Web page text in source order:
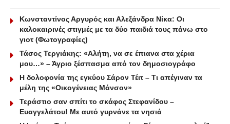
Κωνσταντίνος Αργυρός και Αλεξάνδρα Νίκα: Οι
καλοκαιρινές στιγμές με τα δύο παιδιά τους πάνω στο
γιοτ (Φωτογραφίες)
Τάσος Τεργιάκης: «Αλήτη, να σε έπιανα στα χέρια
μου…» – Άγριο ξέσπασμα από τον δημοσιογράφο
Η δολοφονία της εγκύου Σάρον Τέιτ – Τι απέγιναν τα
μέλη της «Οικογένειας Μάνσον»
Τεράστιο σαν σπίτι το σκάφος Στεφανίδου –
Ευαγγελάτου! Με αυτό γυρνάνε τα νησιά